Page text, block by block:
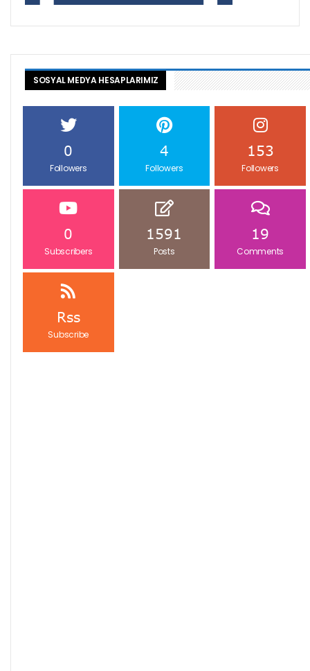
SOSYAL MEDYA HESAPLARIMIZ
0
Followers
4
Followers
153
Followers
0
Subscribers
1591
Posts
19
Comments
Rss
Subscribe